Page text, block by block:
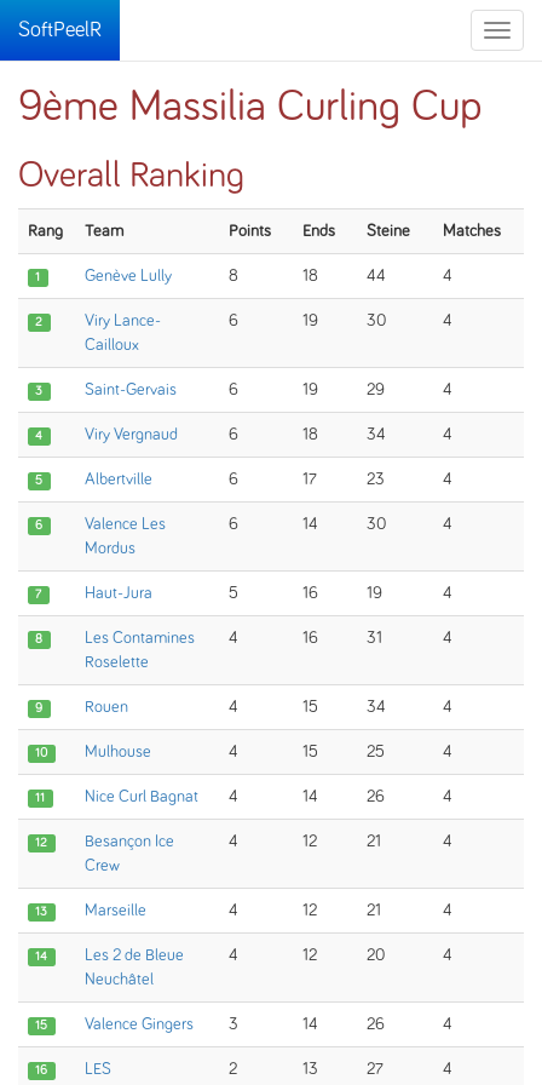
Toggle
SoftPeelR
9ème Massilia Curling Cup
Overall Ranking
Rang Team Points Ends Steine Matches
1 Genève Lully 8 18 44 4
2
Viry Lance-
Cailloux
6 19 30 4
3 Saint-Gervais 6 19 29 4
4 Viry Vergnaud 6 18 34 4
5 Albertville 6 17 23 4
6
Valence Les
Mordus
6 14 30 4
7 Haut-Jura 5 16 19 4
8
Les Contamines
Roselette
4 16 31 4
9 Rouen 4 15 34 4
10 Mulhouse 4 15 25 4
11 Nice Curl Bagnat 4 14 26 4
12
Besançon Ice
Crew
4 12 21 4
13 Marseille 4 12 21 4
14
Les 2 de Bleue
Neuchâtel
4 12 20 4
15 Valence Gingers 3 14 26 4
16 LES 2 13 27 4